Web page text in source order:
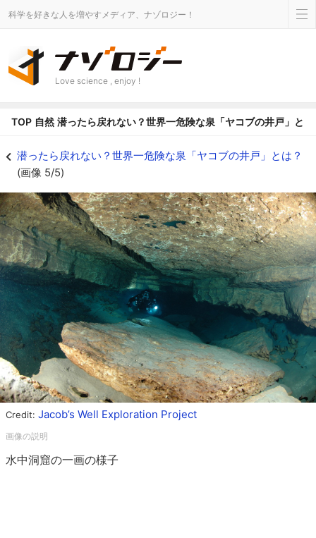
科学を好きな人を増やすメディア、ナゾロジー！
Love science , enjoy !
TOP 自然 潜ったら戻れない？世界一危険な泉「ヤコブの井戸」とは
潜ったら戻れない？世界一危険な泉「ヤコブの井戸」とは？
(画像 5/5)
Credit: Jacob’s Well Exploration Project
水中洞窟の一画の様子